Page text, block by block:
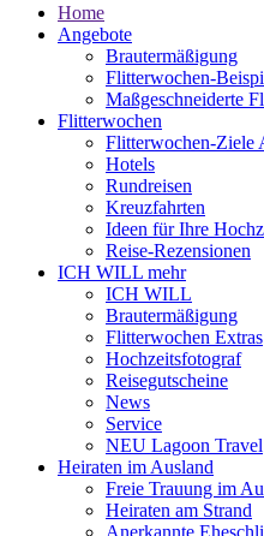
Home
Angebote
Brautermäßigung
Flitterwochen-
Maßgeschneiderte
Flitterwochen
Flitterwochen-Ziele
Hotels
Rundreisen
Kreuzfahrten
Ideen für Ihre
Reise-Rezensionen
ICH WILL mehr
ICH WILL
Brautermäßigung
Flitterwochen Extras
Hochzeitsfotograf
Reisegutscheine
News
Service
NEU Lagoon Travel
Heiraten im Ausland
Freie Trauung im
Heiraten am Strand
Anerkannte